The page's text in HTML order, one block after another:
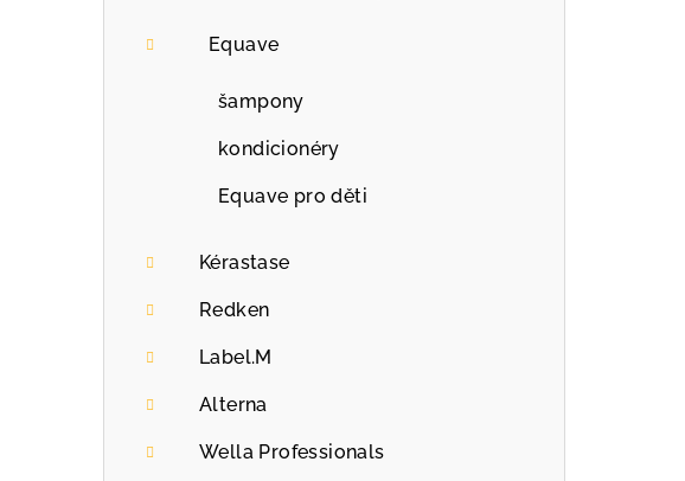
Equave
šampony
kondicionéry
Equave pro děti
Kérastase
Redken
Label.M
Alterna
Wella Professionals